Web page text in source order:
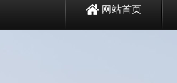
网站首页